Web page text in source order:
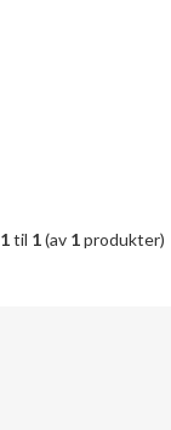
1til 1(av 1produkter)